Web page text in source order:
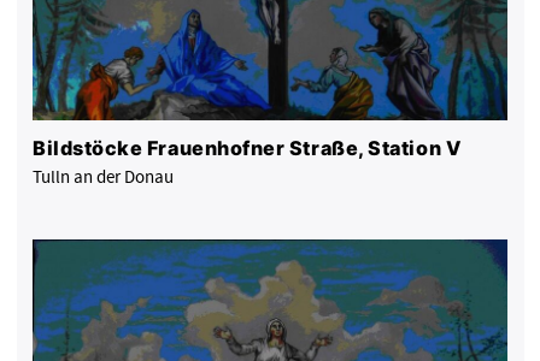
Bildstöcke Frauenhofner Straße, Station V
Tulln an der Donau